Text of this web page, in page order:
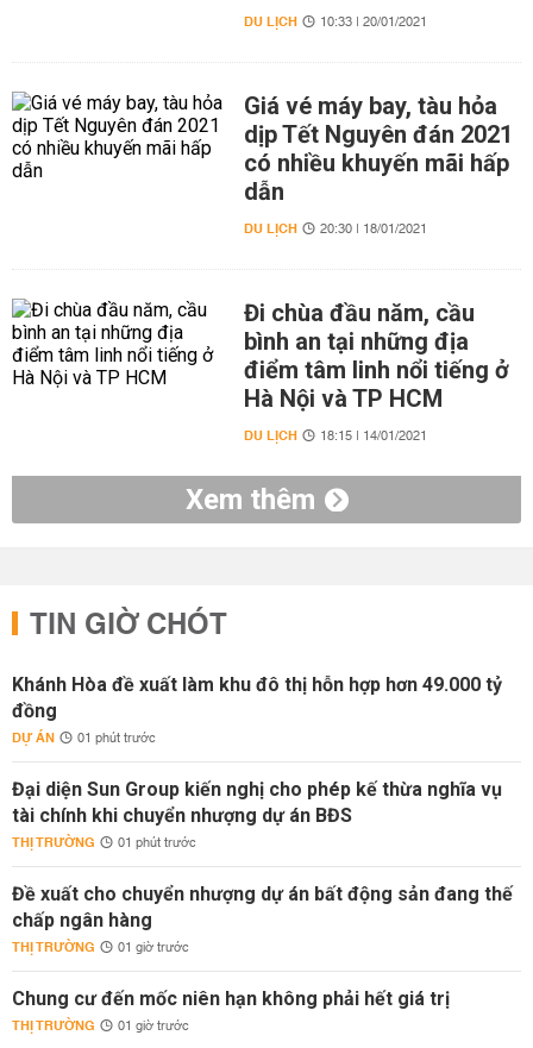
DU LỊCH 10:33 | 20/01/2021
Giá vé máy bay, tàu hỏa
dịp Tết Nguyên đán 2021
có nhiều khuyến mãi hấp
dẫn
DU LỊCH 20:30 | 18/01/2021
Đi chùa đầu năm, cầu
bình an tại những địa
điểm tâm linh nổi tiếng ở
Hà Nội và TP HCM
DU LỊCH 18:15 | 14/01/2021
Xem thêm
TIN GIỜ CHÓT
Khánh Hòa đề xuất làm khu đô thị hỗn hợp hơn 49.000 tỷ
đồng
DỰ ÁN 01 phút trước
Đại diện Sun Group kiến nghị cho phép kế thừa nghĩa vụ
tài chính khi chuyển nhượng dự án BĐS
THỊ TRƯỜNG 01 phút trước
Đề xuất cho chuyển nhượng dự án bất động sản đang thế
chấp ngân hàng
THỊ TRƯỜNG 01 giờ trước
Chung cư đến mốc niên hạn không phải hết giá trị
THỊ TRƯỜNG 01 giờ trước